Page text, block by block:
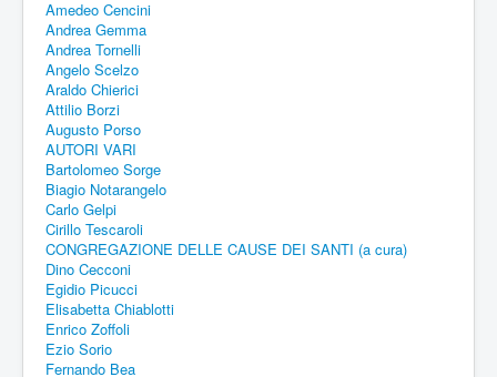
Amedeo Cencini
Andrea Gemma
Andrea Tornelli
Angelo Scelzo
Araldo Chierici
Attilio Borzi
Augusto Porso
AUTORI VARI
Bartolomeo Sorge
Biagio Notarangelo
Carlo Gelpi
Cirillo Tescaroli
CONGREGAZIONE DELLE CAUSE DEI SANTI (a cura)
Dino Cecconi
Egidio Picucci
Elisabetta Chiablotti
Enrico Zoffoli
Ezio Sorio
Fernando Bea